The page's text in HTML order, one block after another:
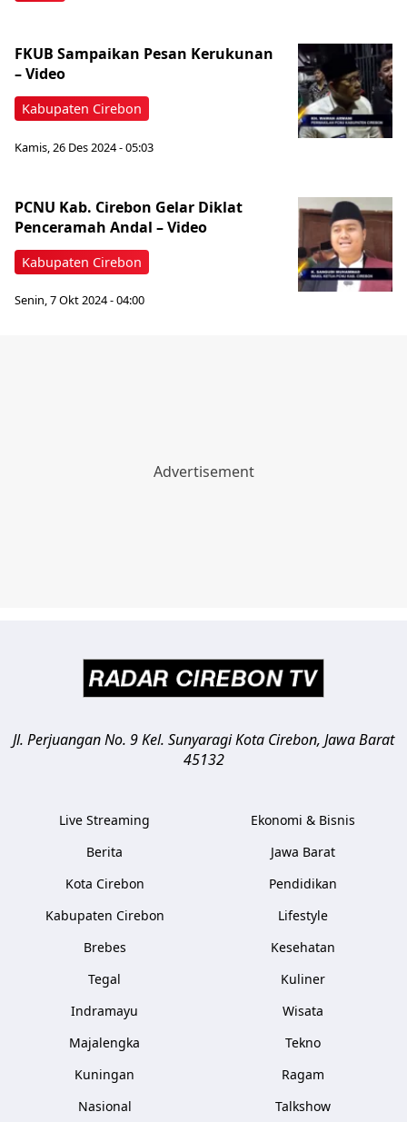
Kabupaten Cirebon
FKUB Sampaikan Pesan Kerukunan
– Video
Kamis, 26 Des 2024 - 05:03
Kabupaten Cirebon
PCNU Kab. Cirebon Gelar Diklat
Penceramah Andal – Video
Senin, 7 Okt 2024 - 04:00
Jl. Perjuangan No. 9 Kel. SunyaragiKota Cirebon, Jawa Barat
45132
Live Streaming
Berita
Kota Cirebon
Kabupaten Cirebon
Brebes
Tegal
Indramayu
Majalengka
Kuningan
Nasional
Ekonomi & Bisnis
Jawa Barat
Pendidikan
Lifestyle
Kesehatan
Kuliner
Wisata
Tekno
Ragam
Talkshow